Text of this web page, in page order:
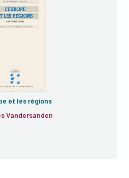
et les régions
Vandersanden